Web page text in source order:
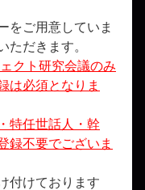
をご用意していま
ただきます。
クト研究会議のみ
は必須となりま
特任世話人・幹
録不要でございま
付けております